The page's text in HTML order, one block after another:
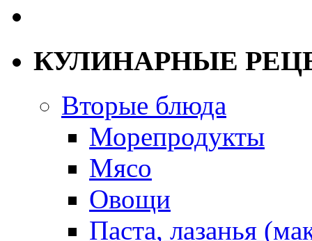
КУЛИНАРНЫЕ
Вторые блюда
Морепродукты
Мясо
Овощи
Паста, лазанья